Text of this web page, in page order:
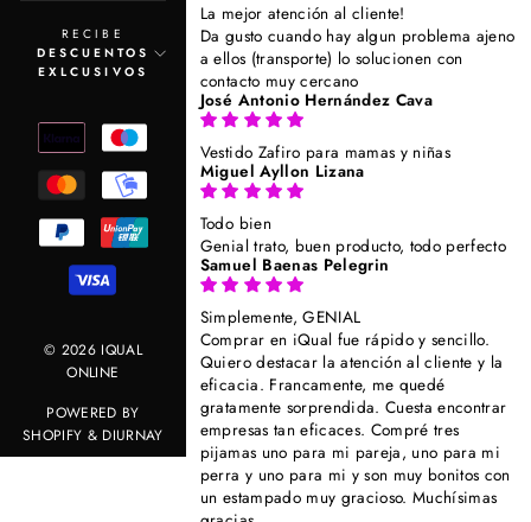
La mejor atención al cliente!
Da gusto cuando hay algun problema ajeno
a ellos (transporte) lo solucionen con
contacto muy cercano
José Antonio Hernández Cava
Vestido Zafiro para mamas y niñas
Miguel Ayllon Lizana
Todo bien
Genial trato, buen producto, todo perfecto
Samuel Baenas Pelegrin
Simplemente, GENIAL
Comprar en iQual fue rápido y sencillo.
Quiero destacar la atención al cliente y la
eficacia. Francamente, me quedé
gratamente sorprendida. Cuesta encontrar
empresas tan eficaces. Compré tres
pijamas uno para mi pareja, uno para mi
perra y uno para mi y son muy bonitos con
un estampado muy gracioso. Muchísimas
RECIBE
DESCUENTOS
EXLCUSIVOS
© 2026 IQUAL
ONLINE
POWERED BY
SHOPIFY & DIURNAY